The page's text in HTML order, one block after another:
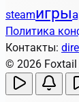
steamигры
Политика
Контакты:
© 2026 Foxtail